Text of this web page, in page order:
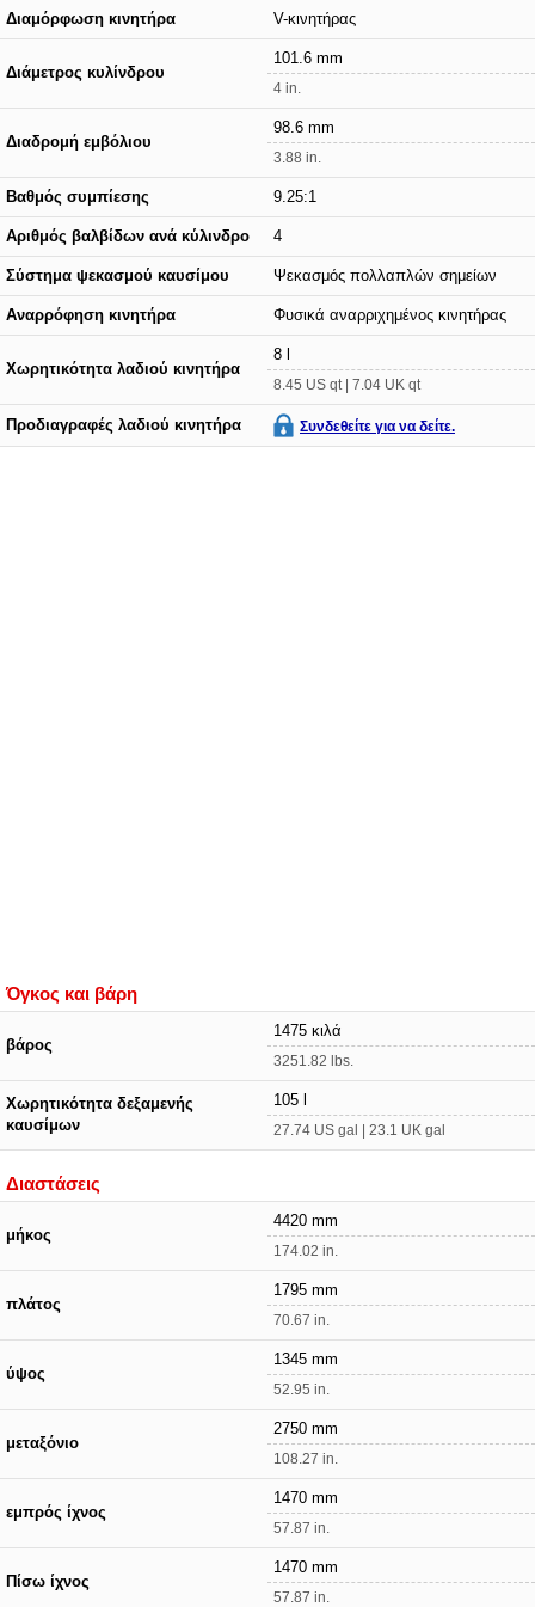
Διαμόρφωση κινητήρα V-κινητήρας
Διάμετρος κυλίνδρου
101.6 mm
4 in.
Διαδρομή εμβόλιου
98.6 mm
3.88 in.
Βαθμός συμπίεσης 9.25:1
Αριθμός βαλβίδων ανά κύλινδρο 4
Σύστημα ψεκασμού καυσίμου Ψεκασμός πολλαπλών σημείων
Αναρρόφηση κινητήρα Φυσικά αναρριχημένος κινητήρας
Χωρητικότητα λαδιού κινητήρα
8 l
8.45 US qt | 7.04 UK qt
Προδιαγραφές λαδιού κινητήρα Συνδεθείτε για να δείτε.
Όγκος και βάρη
βάρος
1475 κιλά
3251.82 lbs.
Χωρητικότητα δεξαμενής
καυσίμων
105 l
27.74 US gal | 23.1 UK gal
Διαστάσεις
μήκος
4420 mm
174.02 in.
πλάτος
1795 mm
70.67 in.
ύψος
1345 mm
52.95 in.
μεταξόνιο
2750 mm
108.27 in.
εμπρός ίχνος
1470 mm
57.87 in.
Πίσω ίχνος
1470 mm
57.87 in.